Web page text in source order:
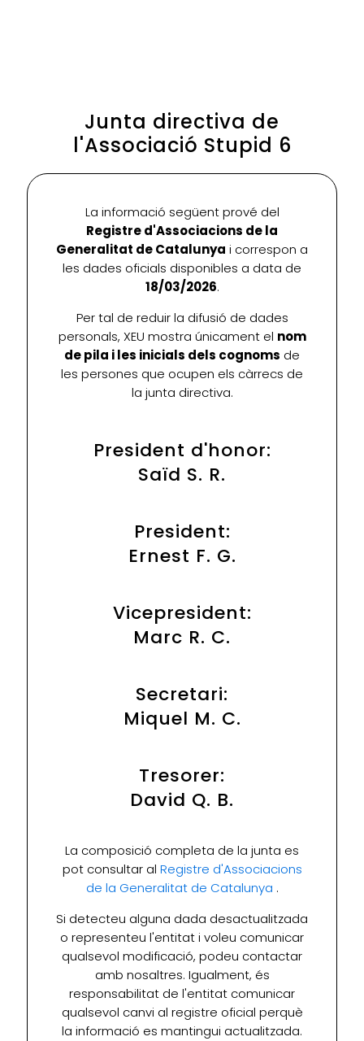
Junta directiva de
l'Associació Stupid 6
La informació següent prové del
Registre d'Associacions de la
Generalitat de Catalunya i correspon a
les dades oficials disponibles a data de
18/03/2026.
Per tal de reduir la difusió de dades
personals, XEU mostra únicament el nom
de pila i les inicials dels cognoms de
les persones que ocupen els càrrecs de
la junta directiva.
President d'honor:
Saïd S. R.
President:
Ernest F. G.
Vicepresident:
Marc R. C.
Secretari:
Miquel M. C.
Tresorer:
David Q. B.
La composició completa de la junta es
pot consultar al Registre d'Associacions
de la Generalitat de Catalunya .
Si detecteu alguna dada desactualitzada
o representeu l'entitat i voleu comunicar
qualsevol modificació, podeu contactar
amb nosaltres. Igualment, és
responsabilitat de l'entitat comunicar
qualsevol canvi al registre oficial perquè
la informació es mantingui actualitzada.